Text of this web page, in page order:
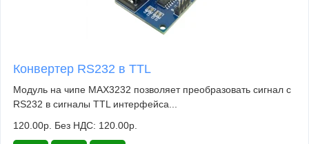
Конвертер RS232 в TTL
Модуль на чипе MAX3232 позволяет преобразовать сигнал с
RS232 в сигналы TTL интерфейса...
120.00р. Без НДС: 120.00р.